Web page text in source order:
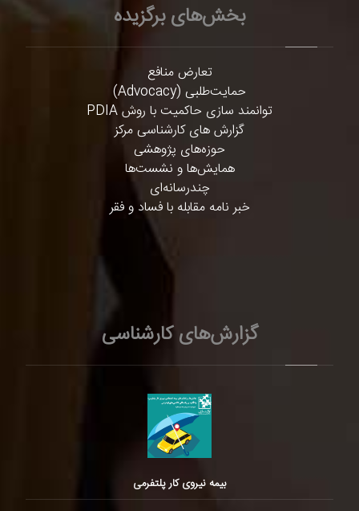
بخش‌های برگزیده
تعارض منافع
حمایت‌طلبی (Advocacy)
توانمند سازی حاکمیت با روش PDIA
گزارش های کارشناسی مرکز
حوزه‌های پژوهشی
همایش‌ها و نشست‌ها
چندرسانه‌ای
خبر نامه مقابله با فساد و فقر
گزارش‌های کارشناسی
بیمه نیروی کار پلتفرمی